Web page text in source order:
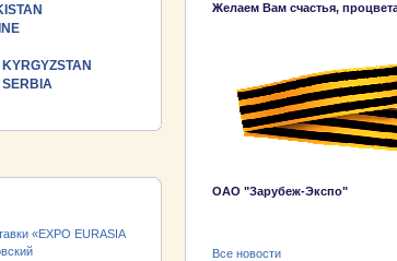
SERBIAEXPO EURASIA
EURASIA
завод»!
Желаем Вам счастья,
ОАО "Зарубеж-Экспо"
Все новости